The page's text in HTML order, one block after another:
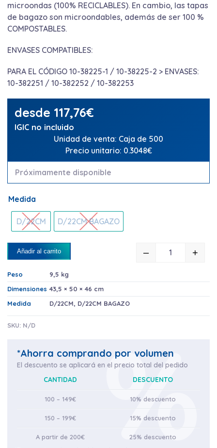
microondas (100% RECICLABLES). En cambio, las tapas
de bagazo son microondables, además de ser 100 %
COMPOSTABLES.
ENVASES COMPATIBLES:
PARA EL CÓDIGO 10-38225-1 / 10-38225-2 > ENVASES:
10-382251 / 10-382252 / 10-382253
desde 117,76€
IGIC no incluido
Unidad de venta: Caja de 500
Precio unitario: 0.3048€
Próximamente disponible
Medida
D/22CM D/22CM BAGAZO
TAPAS PET
– +
Añadir al carrito
Peso
9,5 kg
Dimensiones 43,5 × 50 × 46 cm
Medida
D/22CM, D/22CM BAGAZO
SKU: N/D
*Ahorra comprando por volumen
El descuento se aplicará en el precio total del pedido
CANTIDAD
DESCUENTO
100 – 149€ 10% descuento
150 – 199€ 15% descuento
A partir de 200€ 25% descuento